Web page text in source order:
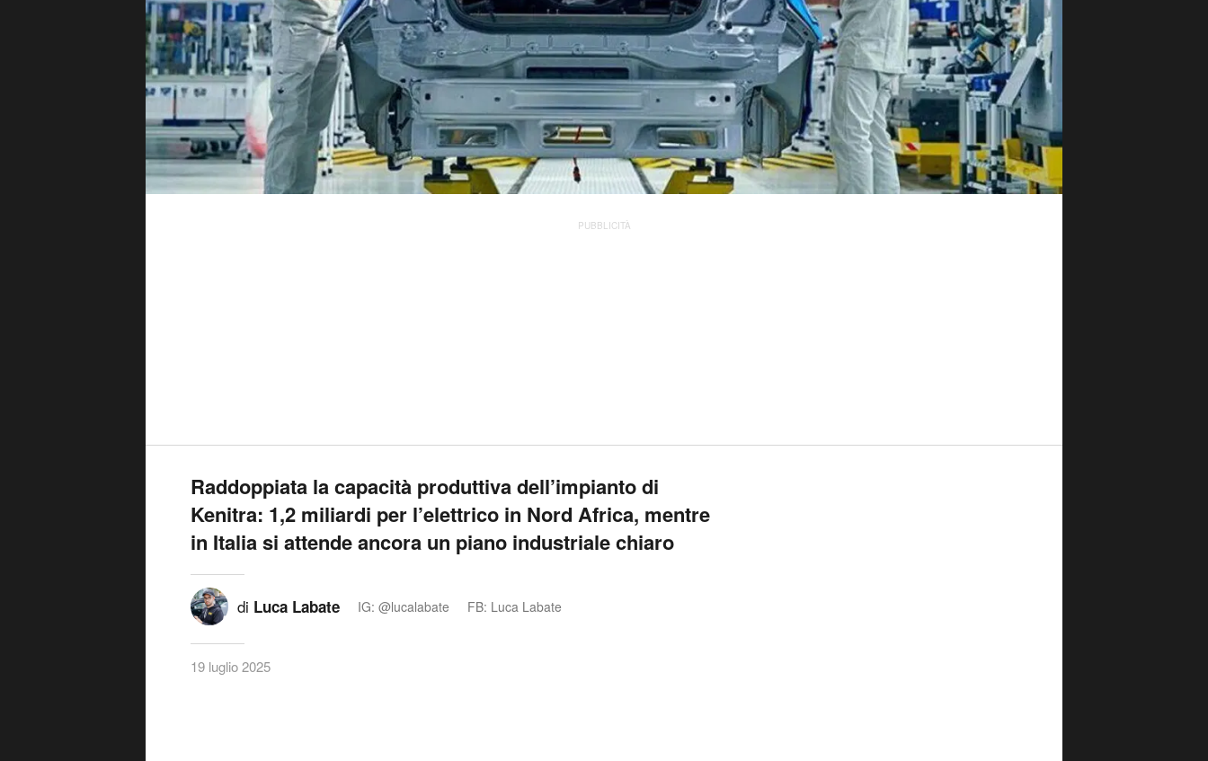
PUBBLICITÀ
Raddoppiata la capacità produttiva dell’impianto di
Kenitra: 1,2 miliardi per l’elettrico in Nord Africa, mentre
in Italia si attende ancora un piano industriale chiaro
di Luca Labate IG: @lucalabate FB: Luca Labate
19 luglio 2025